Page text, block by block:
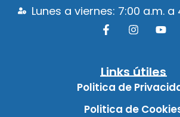
Lunes a viernes: 7:00 a.m. a
Links útiles
Politica de
Politica de